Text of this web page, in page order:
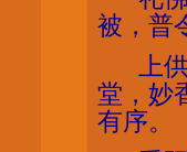
被，普
上
堂，妙
有序。